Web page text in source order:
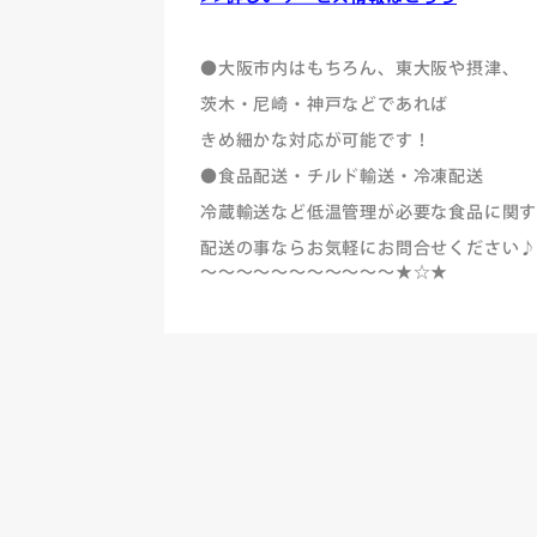
●大阪市内はもちろん、東大阪や摂津、
茨木・尼崎・神戸などであれば
きめ細かな対応が可能です！
●食品配送・チルド輸送・冷凍配送
冷蔵輸送など低温管理が必要な食品に関
配送の事ならお気軽にお問合せください♪
～～～～～～～～～～～★☆★